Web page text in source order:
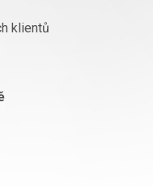
klientů